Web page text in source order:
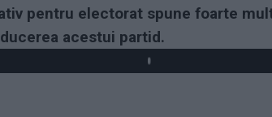
pentru electorat spune foarte
acestui partid.
Play